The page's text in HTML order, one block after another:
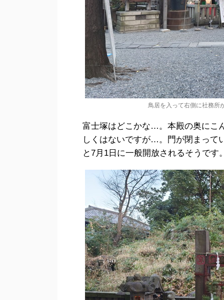
鳥居を入って右側に社務所
富士塚はどこかな…。本殿の奥にこ
しくはないですが…。門が閉まって
と7月1日に一般開放されるそうで